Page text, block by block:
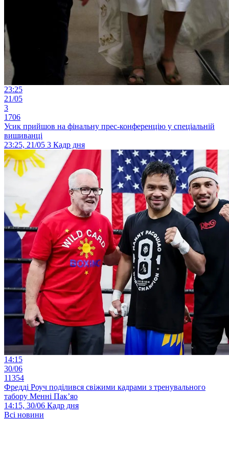
23:25
21/05
3
1706
Усик прийшов на фінальну прес-конференцію у спеціальній
вишиванці
23:25, 21/05 3 Кадр дня
14:15
30/06
11354
Фредді Роуч поділився свіжими кадрами з тренувального
табору Менні Пак’яо
14:15, 30/06 Кадр дня
Всі новини